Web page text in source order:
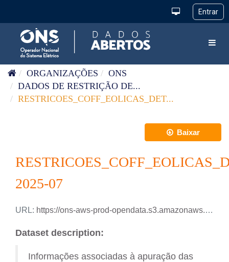
ORGANIZAÇÕES
ONS
DADOS DE RESTRIÇÃO DE...
RESTRICOES_COFF_EOLICAS_DET...
Baixar
2025-07
URL: https://ons-aws-prod-opendata.s3.amazonaws.com/dataset/restricao_coff_eolica_detail_tm/RESTRICAO_COFF_EOLICA_DETAIL_2025_07.xlsx
Dataset description:
Informações associadas à apuração das